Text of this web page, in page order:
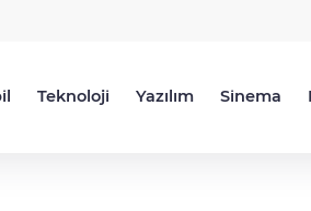
Teknoloji Yazılım Sinema